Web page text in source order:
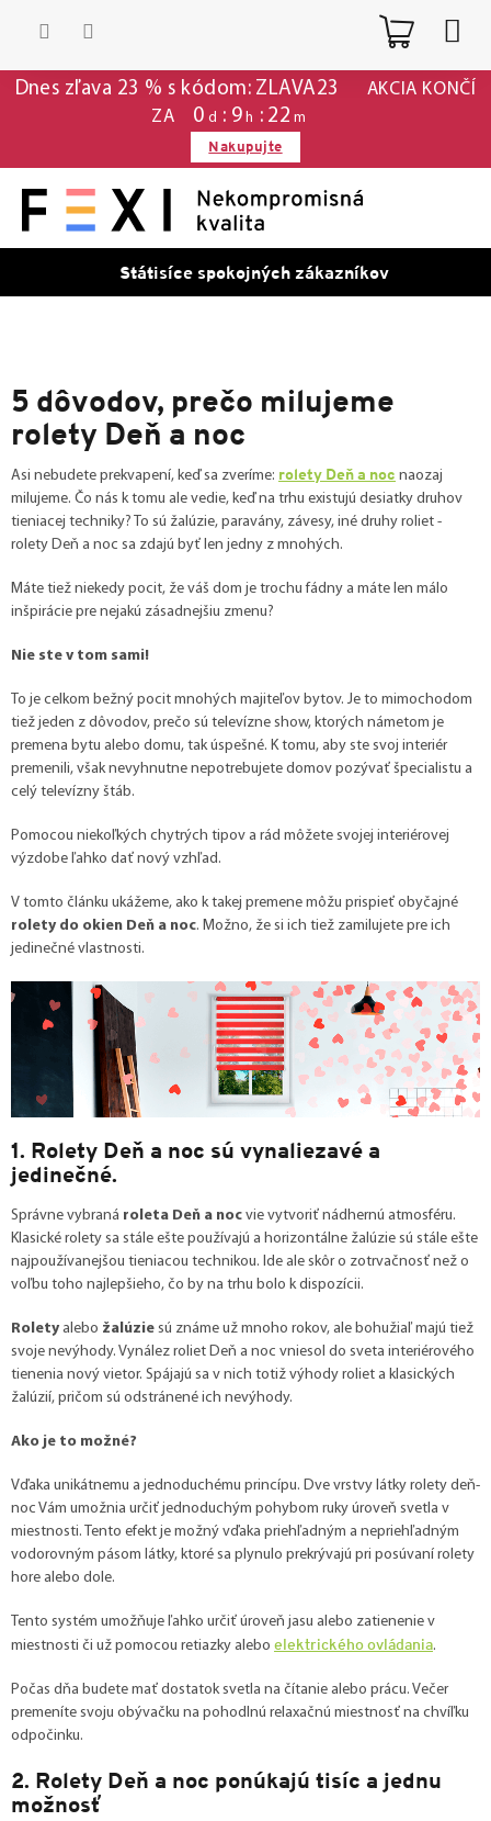
Dnes zľava 23 % s kódom: ZLAVA23
AKCIA KONČÍ
ZA
0 d 9 h 22 m
Nakupujte
Státisíce spokojných zákazníkov
5 dôvodov, prečo milujeme
rolety Deň a noc
Asi nebudete prekvapení, keď sa zveríme: rolety Deň a noc naozaj
milujeme. Čo nás k tomu ale vedie, keď na trhu existujú desiatky druhov
tieniacej techniky? To sú žalúzie, paravány, závesy, iné druhy roliet -
rolety Deň a noc sa zdajú byť len jedny z mnohých.
Máte tiež niekedy pocit, že váš dom je trochu fádny a máte len málo
inšpirácie pre nejakú zásadnejšiu zmenu?
Nie ste v tom sami!
To je celkom bežný pocit mnohých majiteľov bytov. Je to mimochodom
tiež jeden z dôvodov, prečo sú televízne show, ktorých námetom je
premena bytu alebo domu, tak úspešné. K tomu, aby ste svoj interiér
premenili, však nevyhnutne nepotrebujete domov pozývať špecialistu a
celý televízny štáb.
Pomocou niekoľkých chytrých tipov a rád môžete svojej interiérovej ​​
výzdobe ľahko dať nový vzhľad.
V tomto článku ukážeme, ako k takej premene môžu prispieť obyčajné
rolety do okien Deň a noc. Možno, že si ich tiež zamilujete pre ich
jedinečné vlastnosti.
1. Rolety Deň a noc sú vynaliezavé a
jedinečné.
Správne vybraná roleta Deň a noc vie vytvoriť nádhernú atmosféru.
Klasické rolety sa stále ešte používajú a horizontálne žalúzie sú stále ešte
najpoužívanejšou tieniacou technikou. Ide ale skôr o zotrvačnosť než o
voľbu toho najlepšieho, čo by na trhu bolo k dispozícii.
Rolety alebo žalúzie sú známe už mnoho rokov, ale bohužiaľ majú tiež
svoje nevýhody. Vynález roliet Deň a noc vniesol do sveta interiérového
tienenia nový vietor. Spájajú sa v nich totiž výhody roliet a klasických
žalúzií, pričom sú odstránené ich nevýhody.
Ako je to možné?
Vďaka unikátnemu a jednoduchému princípu. Dve vrstvy látky rolety deň-
noc Vám umožnia určiť jednoduchým pohybom ruky úroveň svetla v
miestnosti. Tento efekt je možný vďaka priehľadným a nepriehľadným
vodorovným pásom látky, ktoré sa plynulo prekrývajú pri posúvaní rolety
hore alebo dole.
Tento systém umožňuje ľahko určiť úroveň jasu alebo zatienenie v
miestnosti či už pomocou retiazky alebo elektrického ovládania.
Počas dňa budete mať dostatok svetla na čítanie alebo prácu. Večer
premeníte svoju obývačku na pohodlnú relaxačnú miestnosť na chvíľku
odpočinku.
2. Rolety Deň a noc ponúkajú tisíc a jednu
možnosť